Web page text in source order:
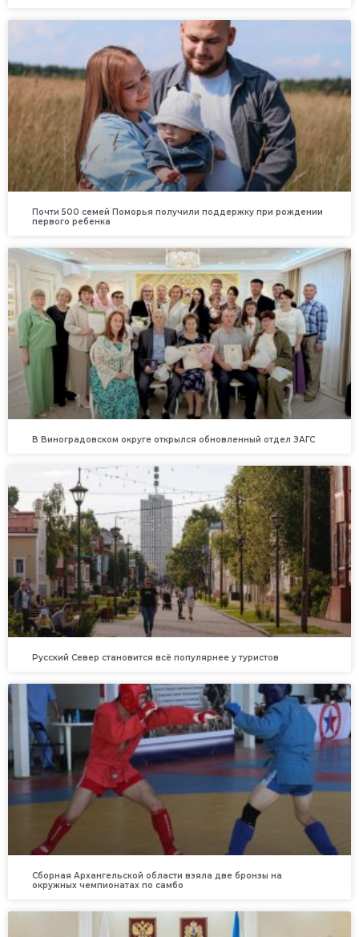
Почти 500 семей Поморья получили поддержку при рождении
первого ребенка
В Виноградовском округе открылся обновленный отдел ЗАГС
Русский Север становится всё популярнее у туристов
Сборная Архангельской области взяла две бронзы на
окружных чемпионатах по самбо